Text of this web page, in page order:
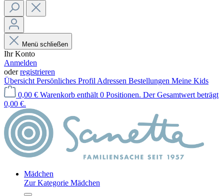
Menü schließen
Ihr Konto
Anmelden
oderregistrieren
Übersicht Persönliches Profil Adressen Bestellungen Meine Kids
0,00 € Warenkorb enthält 0 Positionen. Der Gesamtwert beträgt
0,00 €.
Mädchen
Zur Kategorie Mädchen